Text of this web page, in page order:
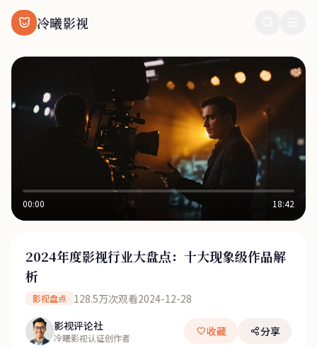
冷曦影视
00:00 18:42
2024年度影视行业大盘点：十大现象级作品解
析
影视盘点 128.5万次观看2024-12-28
影视评论社
冷曦影视认证创作者 收藏 分享